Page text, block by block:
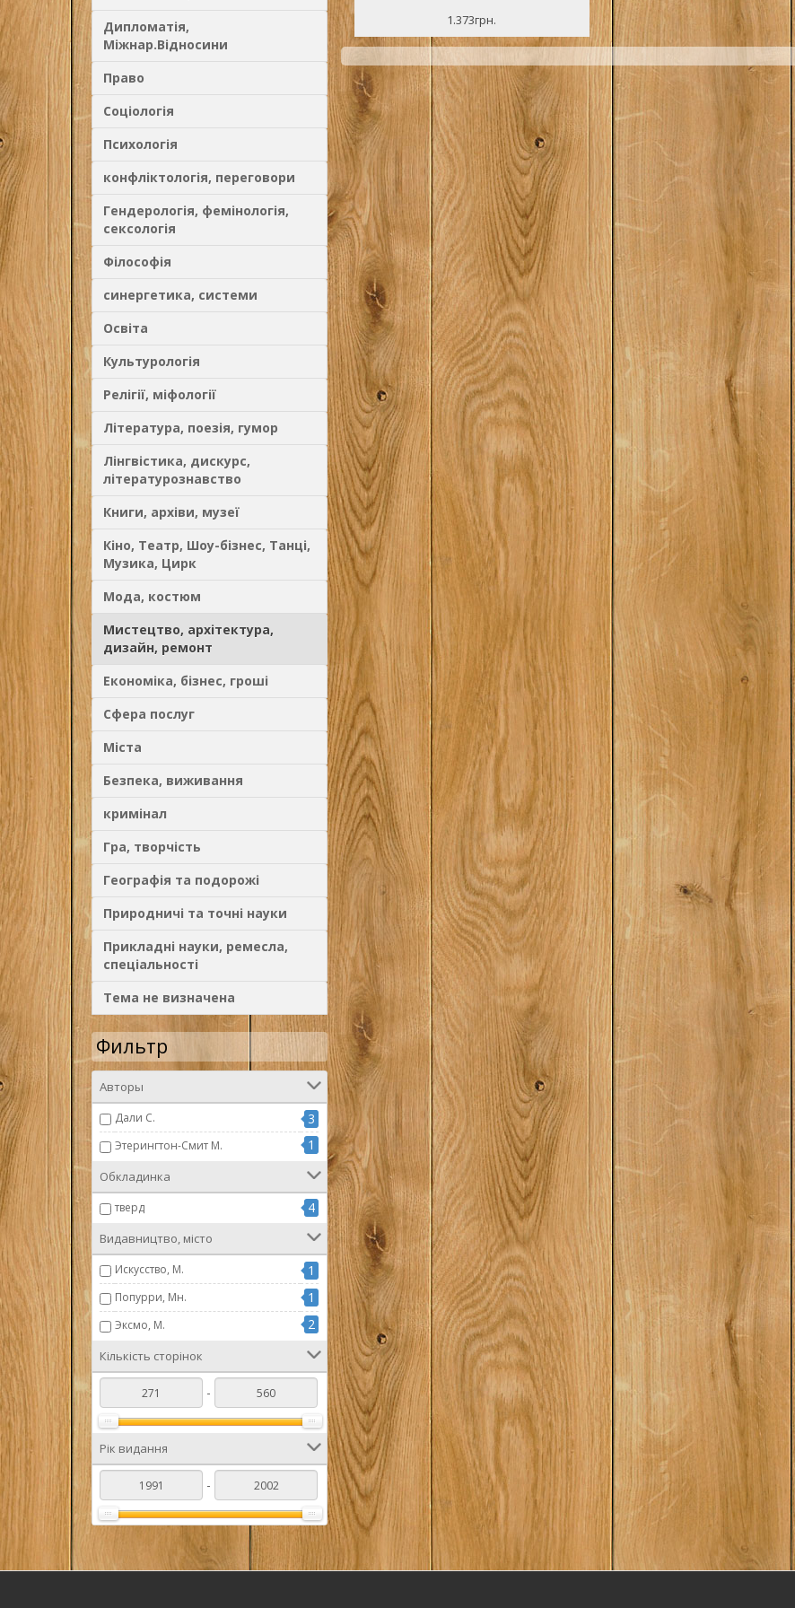
Дипломатія,
Міжнар.Відносини
Право
Соціологія
Психологія
конфліктологія, переговори
Гендерологія, фемінологія,
сексологія
Філософія
синергетика, системи
Освіта
Культурологія
Релігії, міфології
Література, поезія, гумор
Лінгвістика, дискурс,
літературознавство
Книги, архіви, музеї
Кіно, Театр, Шоу-бізнес, Танці,
Музика, Цирк
Мода, костюм
Мистецтво, архітектура,
дизайн, ремонт
Економіка, бізнес, гроші
Сфера послуг
Міста
Безпека, виживання
кримінал
Гра, творчість
Географія та подорожі
Природничі та точні науки
Прикладні науки, ремесла,
спеціальності
Тема не визначена
Фильтр
Авторы
Дали С. 3
Этерингтон-Смит М. 1
Обкладинка
тверд 4
Видавництво, місто
Искусство, М. 1
Попурри, Мн. 1
Эксмо, М. 2
Кількість сторінок
-
Рік видання
-
1.373грн.